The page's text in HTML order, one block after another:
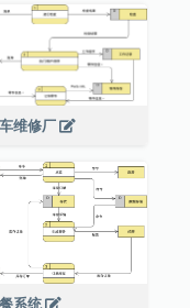
维修厂
系统